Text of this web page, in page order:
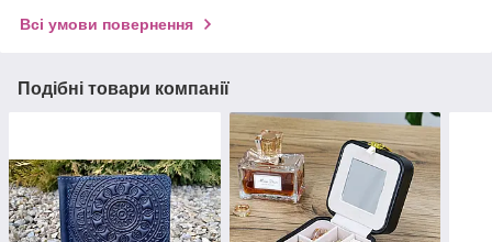
Всі умови повернення
Подібні товари компанії